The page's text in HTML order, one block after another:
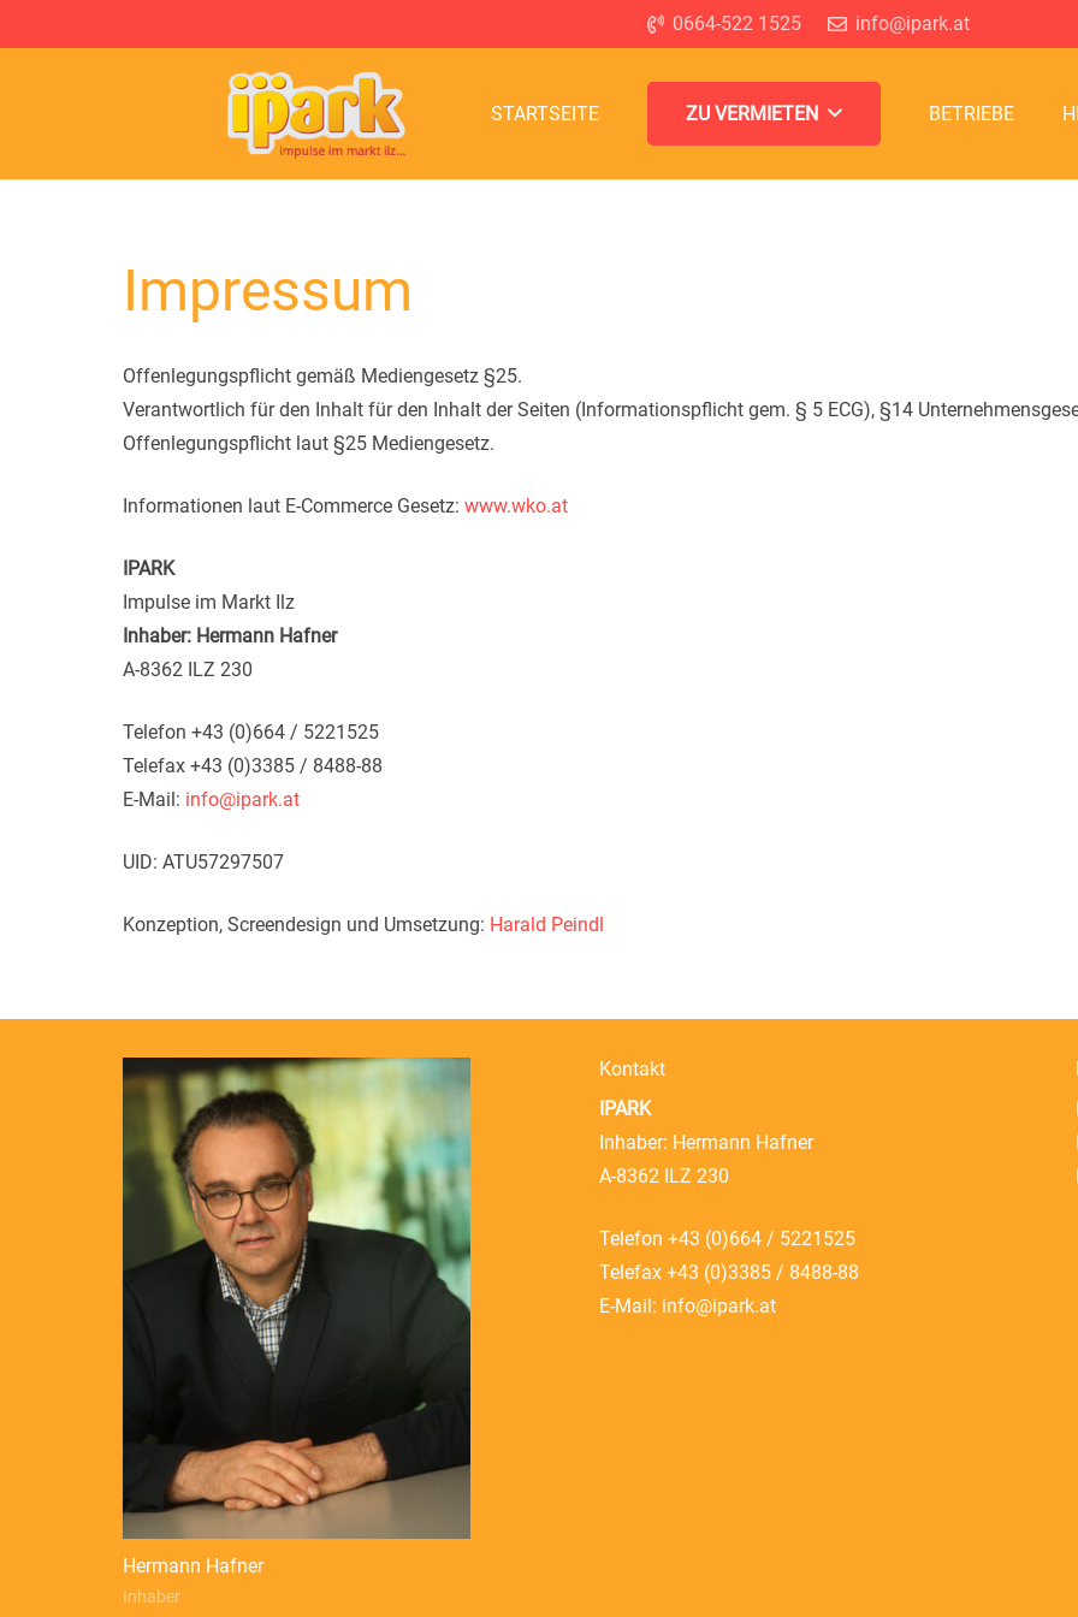
0664-522 1525 info@ipark.at
STARTSEITE ZU VERMIETEN BETRIEBE
Impressum
Offenlegungspflicht gemäß Mediengesetz §25.
Verantwortlich für den Inhalt für den Inhalt der Seiten (Informationspflicht gem. § 5 ECG), §14
Offenlegungspflicht laut §25 Mediengesetz.
Informationen laut E-Commerce Gesetz: www.wko.at
IPARK
Impulse im Markt Ilz
Inhaber: Hermann Hafner
A-8362 ILZ 230
Telefon +43 (0)664 / 5221525
Telefax +43 (0)3385 / 8488-88
E-Mail: info@ipark.at
UID: ATU57297507
Konzeption, Screendesign und Umsetzung: Harald Peindl
Hermann Hafner
Inhaber
Kontakt
IPARK
Inhaber: Hermann Hafner
A-8362 ILZ 230
Telefon +43 (0)664 / 5221525
Telefax +43 (0)3385 / 8488-88
E-Mail: info@ipark.at